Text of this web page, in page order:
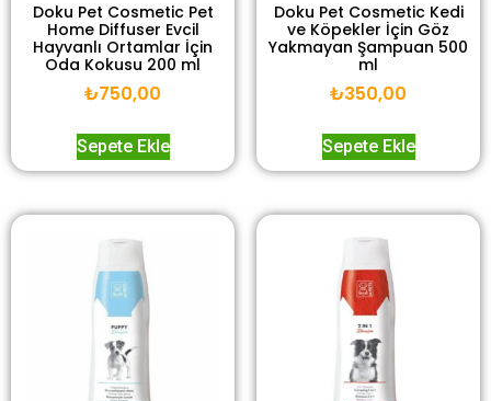
Doku Pet Cosmetic Pet
Home Diffuser Evcil
Hayvanlı Ortamlar İçin
Oda Kokusu 200 ml
₺750,00
Sepete Ekle
Doku Pet Cosmetic Kedi
ve Köpekler İçin Göz
Yakmayan Şampuan 500
ml
₺350,00
Sepete Ekle